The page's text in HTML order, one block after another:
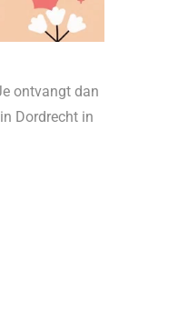
ontvangt dan
Dordrecht in